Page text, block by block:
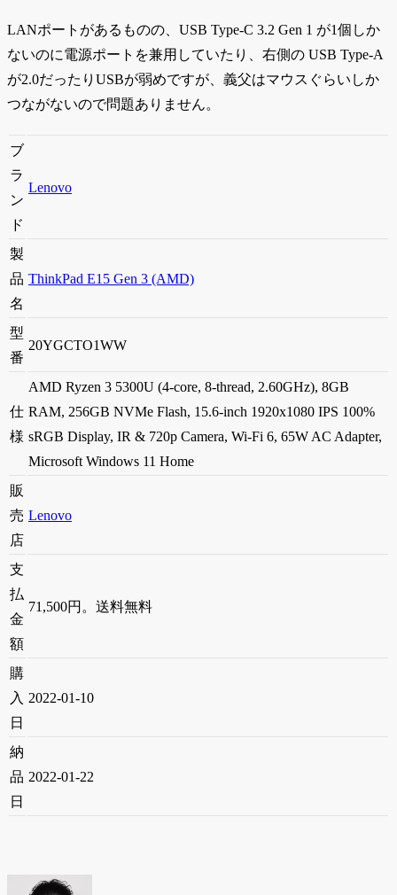
LANポートがあるものの、USB Type-C 3.2 Gen 1 が1個しか
ないのに電源ポートを兼用していたり、右側の USB Type-A
が2.0だったりUSBが弱めですが、義父はマウスぐらいしか
つながないので問題ありません。
ブ
ラ
ン
ド
Lenovo
製
品
名
ThinkPad E15 Gen 3 (AMD)
型
番
20YGCTO1WW
仕
様
AMD Ryzen 3 5300U (4-core, 8-thread, 2.60GHz), 8GB
RAM, 256GB NVMe Flash, 15.6-inch 1920x1080 IPS 100%
sRGB Display, IR & 720p Camera, Wi-Fi 6, 65W AC Adapter,
Microsoft Windows 11 Home
販
売
店
Lenovo
支
払
金
額
71,500円。送料無料
購
入
日
2022-01-10
納
品
日
2022-01-22